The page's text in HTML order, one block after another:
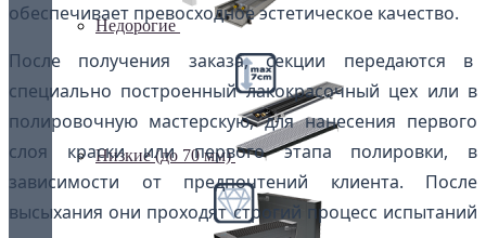
Недорогие
Низкие (до 70 мм)
обеспечивает превосходное эстетическое качество.
После получения заказа, секции передаются в
специально построенный лакокрасочный цех или в
полировочную мастерскую, для нанесения первого
слоя краски или первого этапа полировки, в
зависимости от предпочтений клиента. После
высыхания они проходят строгий процесс испытаний